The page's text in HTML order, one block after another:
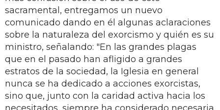
sacramental, entregamos un nuevo
comunicado dando en él algunas aclaraciones
sobre la naturaleza del exorcismo y quién es su
ministro, señalando: "En las grandes plagas
que en el pasado han afligido a grandes
estratos de la sociedad, la Iglesia en general
nunca se ha dedicado a acciones exorcistas,
sino que, junto con la caridad activa hacia los